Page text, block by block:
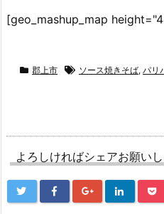
[geo_mashup_map
郡上市 ソース焼きそば, パリ
よろしければシェアお願い